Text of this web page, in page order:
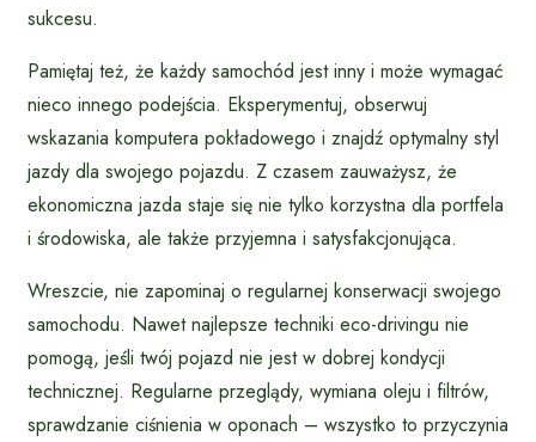
sukcesu.
Pamiętaj też, że każdy samochód jest inny i może wymagać
nieco innego podejścia. Eksperymentuj, obserwuj
wskazania komputera pokładowego i znajdź optymalny styl
jazdy dla swojego pojazdu. Z czasem zauważysz, że
ekonomiczna jazda staje się nie tylko korzystna dla portfela
i środowiska, ale także przyjemna i satysfakcjonująca.
Wreszcie, nie zapominaj o regularnej konserwacji swojego
samochodu. Nawet najlepsze techniki eco-drivingu nie
pomogą, jeśli twój pojazd nie jest w dobrej kondycji
technicznej. Regularne przeglądy, wymiana oleju i filtrów,
sprawdzanie ciśnienia w oponach – wszystko to przyczynia